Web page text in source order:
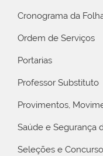
Cronograma da
Ordem de Serviços
Portarias
Professor Substituto
Provimentos,
Saúde e Segurança
Seleções e